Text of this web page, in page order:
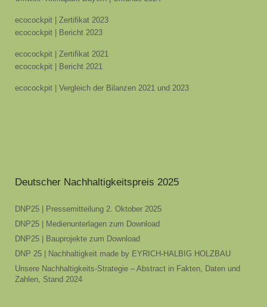
ecocockpit | Zertifikat 2023
ecocockpit | Bericht 2023
ecocockpit | Zertifikat 2021
ecocockpit | Bericht 2021
ecocockpit | Vergleich der Bilanzen 2021 und 2023
Deutscher Nachhaltigkeitspreis 2025
DNP25 | Pressemitteilung 2. Oktober 2025
DNP25 | Medienunterlagen zum Download
DNP25 | Bauprojekte zum Download
DNP 25 | Nachhaltigkeit made by EYRICH-HALBIG HOLZBAU
Unsere Nachhaltigkeits-Strategie – Abstract in Fakten, Daten und
Zahlen, Stand 2024